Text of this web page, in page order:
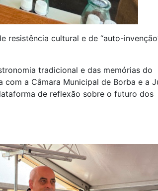
resistência cultural e de “auto-
tradicional e das memórias do
com a Câmara Municipal de Borba e a
de reflexão sobre o futuro dos